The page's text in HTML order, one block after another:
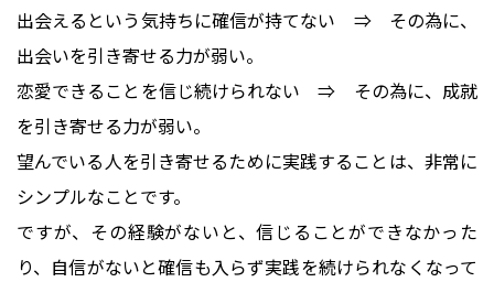
出会えるという気持ちに確信が持てない ⇒ その為に、
出会いを引き寄せる力が弱い。
恋愛できることを信じ続けられない ⇒ その為に、成就
を引き寄せる力が弱い。
望んでいる人を引き寄せるために実践することは、非常に
シンプルなことです。
ですが、その経験がないと、信じることができなかった
り、自信がないと確信も入らず実践を続けられなくなって